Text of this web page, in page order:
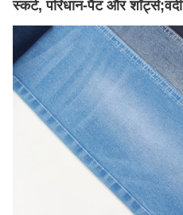
स्कर्ट, परिधान-पैंट और शॉर्ट्स;वर्दी